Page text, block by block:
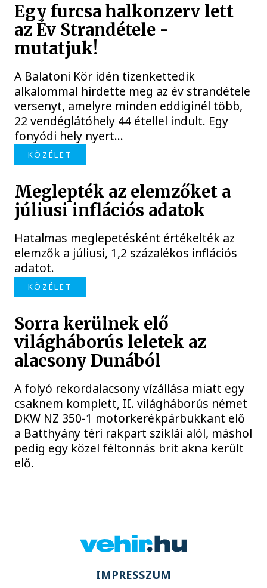
Egy furcsa halkonzerv lett
az Év Strandétele -
mutatjuk!
A Balatoni Kör idén tizenkettedik
alkalommal hirdette meg az év strandétele
versenyt, amelyre minden eddiginél több,
22 vendéglátóhely 44 étellel indult. Egy
fonyódi hely nyert...
KÖZÉLET
Meglepték az elemzőket a
júliusi inflációs adatok
Hatalmas meglepetésként értékelték az
elemzők a júliusi, 1,2 százalékos inflációs
adatot.
KÖZÉLET
Sorra kerülnek elő
világháborús leletek az
alacsony Dunából
A folyó rekordalacsony vízállása miatt egy
csaknem komplett, II. világháborús német
DKW NZ 350-1 motorkerékpárbukkant elő
a Batthyány téri rakpart sziklái alól, máshol
pedig egy közel féltonnás brit akna került
elő.
IMPRESSZUM